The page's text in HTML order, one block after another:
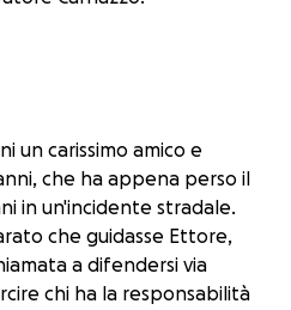
un carissimo amico e
che ha appena perso il
in un'incidente stradale.
che guidasse Ettore,
a difendersi via
chi ha la responsabilità